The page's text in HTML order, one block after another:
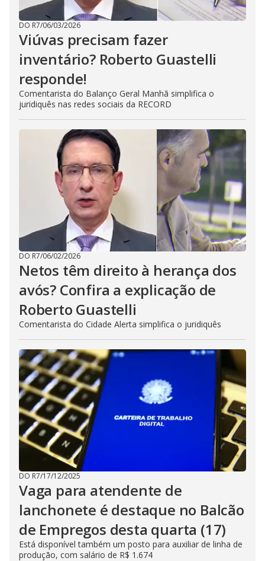
DO R7/06/03/2026
Viúvas precisam fazer
inventário? Roberto Guastelli
responde!
Comentarista do Balanço Geral Manhã simplifica o
juridiquês nas redes sociais da RECORD
DO R7/06/02/2026
Netos têm direito à herança dos
avós? Confira a explicação de
Roberto Guastelli
Comentarista do Cidade Alerta simplifica o juridiquês
DO R7/17/12/2025
Vaga para atendente de
lanchonete é destaque no Balcão
de Empregos desta quarta (17)
Está disponível também um posto para auxiliar de linha de
produção, com salário de R$ 1.674